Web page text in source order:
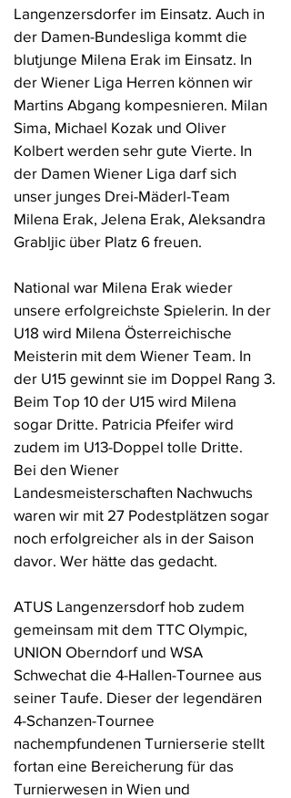
Langenzersdorfer im Einsatz. Auch in
der Damen-Bundesliga kommt die
blutjunge Milena Erak im Einsatz. In
der Wiener Liga Herren können wir
Martins Abgang kompesnieren. Milan
Sima, Michael Kozak und Oliver
Kolbert werden sehr gute Vierte. In
der Damen Wiener Liga darf sich
unser junges Drei-Mäderl-Team
Milena Erak, Jelena Erak, Aleksandra
Grabljic über Platz 6 freuen.
National war Milena Erak wieder
unsere erfolgreichste Spielerin. In der
U18 wird Milena Österreichische
Meisterin mit dem Wiener Team. In
der U15 gewinnt sie im Doppel Rang 3.
Beim Top 10 der U15 wird Milena
sogar Dritte. Patricia Pfeifer wird
zudem im U13-Doppel tolle Dritte.
Bei den Wiener
Landesmeisterschaften Nachwuchs
waren wir mit 27 Podestplätzen sogar
noch erfolgreicher als in der Saison
davor. Wer hätte das gedacht.
ATUS Langenzersdorf hob zudem
gemeinsam mit dem TTC Olympic,
UNION Oberndorf und WSA
Schwechat die 4-Hallen-Tournee aus
seiner Taufe. Dieser der legendären
4-Schanzen-Tournee
nachempfundenen Turnierserie stellt
fortan eine Bereicherung für das
Turnierwesen in Wien und